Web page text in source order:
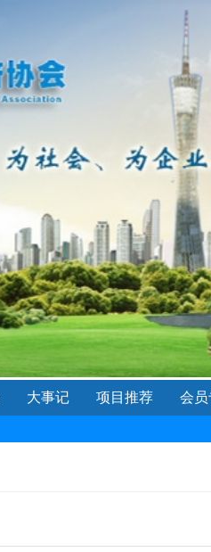
大事记 项目推荐 会